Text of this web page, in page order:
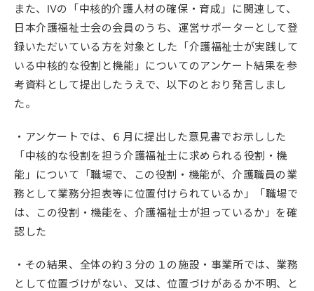
また、Ⅳの「中核的介護人材の確保・育成」に関連して、
日本介護福祉士会の会員のうち、運営サポーターとして登
録いただいている方を対象とした「介護福祉士が実践して
いる中核的な役割と機能」についてのアンケート結果を参
考資料として提出したうえで、以下のとおり発言しまし
た。
・アンケートでは、６月に提出した意見書でお示しした
「中核的な役割を担う介護福祉士に求められる役割・機
能」について「職場で、この役割・機能が、介護職員の業
務として業務分担表等に位置付けられているか」「職場で
は、この役割・機能を、介護福祉士が担っているか」を確
認した
・その結果、全体の約３分の１の施設・事業所では、業務
として位置づけがない、又は、位置づけがあるか不明、と